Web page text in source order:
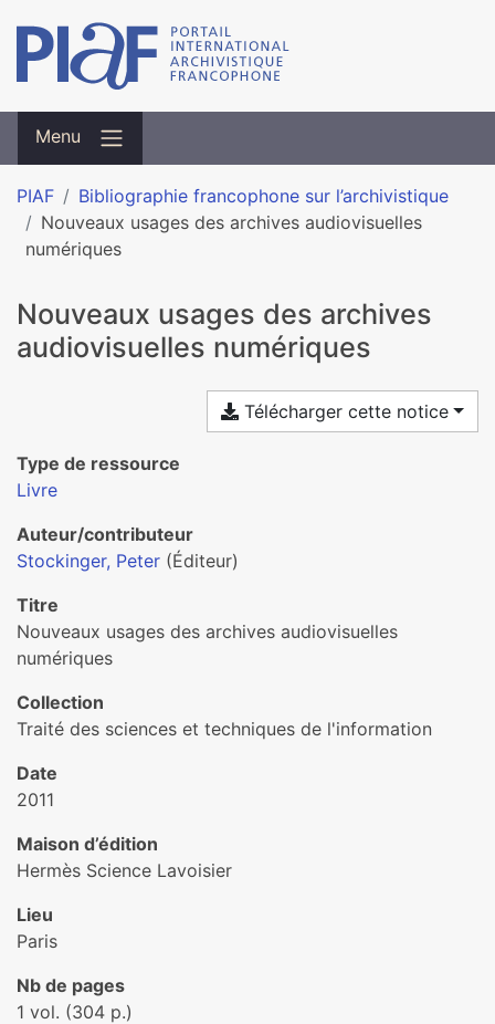
Menu
PIAF
Bibliographie francophone sur l’archivistique
Nouveaux usages des archives audiovisuelles
numériques
Nouveaux usages des archives
audiovisuelles numériques
Télécharger cette notice
Type de ressource
Livre
Auteur/contributeur
Stockinger, Peter (Éditeur)
Titre
Nouveaux usages des archives audiovisuelles
numériques
Collection
Traité des sciences et techniques de l'information
Date
2011
Maison d’édition
Hermès Science Lavoisier
Lieu
Paris
Nb de pages
1 vol. (304 p.)